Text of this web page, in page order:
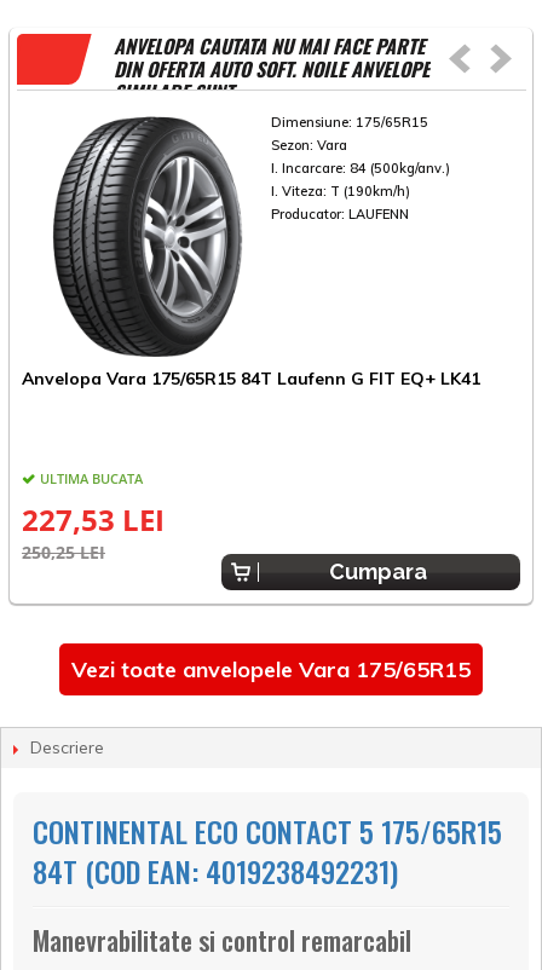
ANVELOPA CAUTATA NU MAI FACE PARTE
DIN OFERTA AUTO SOFT. NOILE ANVELOPE
SIMILARE SUNT
Dimensiune: 175/65R15
Sezon: Vara
I. Incarcare: 84 (500kg/anv.)
I. Viteza: T (190km/h)
Producator: LAUFENN
Anvelopa Vara 175/65R15 84T Laufenn G FIT EQ+ LK41
ULTIMA BUCATA
227,53 LEI
250,25 LEI
Cumpara
Vezi toate anvelopele Vara 175/65R15
Descriere
CONTINENTAL ECO CONTACT 5 175/65R15
84T (COD EAN: 4019238492231)
Manevrabilitate si control remarcabil